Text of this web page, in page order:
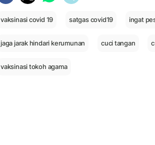
vaksinasi covid 19 satgas covid19 ingat
jaga jarak hindari kerumunan cuci tangan
vaksinasi tokoh agama